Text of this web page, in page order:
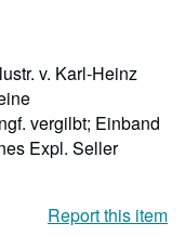
v. Karl-Heinz
vergilbt; Einband
Expl. Seller
Report this item